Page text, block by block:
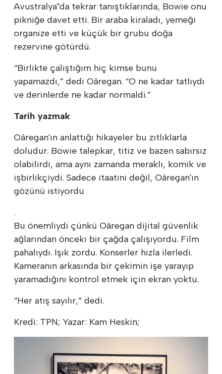
Avustralya"da tekrar tanıştıklarında, Bowie onu
pikniğe davet etti. Bir araba kiraladı, yemeği
organize etti ve küçük bir grubu doğa
rezervine götürdü.
“Birlikte çalıştığım hiç kimse bunu
yapamazdı,” dedi Oâregan. “O ne kadar tatlıydı
ve derinlerde ne kadar normaldi.”
Tarih yazmak
Oâregan'ın anlattığı hikayeler bu zıtlıklarla
doludur. Bowie talepkar, titiz ve bazen sabırsız
olabilirdi, ama aynı zamanda meraklı, komik ve
işbirlikçiydi. Sadece itaatini değil, Oâregan'ın
gözünü istiyordu
.
Bu önemliydi çünkü Oâregan dijital güvenlik
ağlarından önceki bir çağda çalışıyordu. Film
pahalıydı. Işık zordu. Konserler hızla ilerledi.
Kameranın arkasında bir çekimin işe yarayıp
yaramadığını kontrol etmek için ekran yoktu.
“Her atış sayılır,” dedi.
Kredi: TPN; Yazar: Kam Heskin;